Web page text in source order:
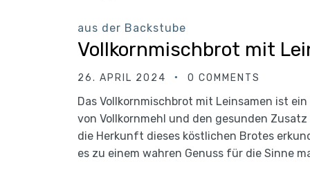
aus der Backstube
Vollkornmischbrot mit
26. APRIL 2024 0 COMMENTS
Das Vollkornmischbrot mit Leinsamen ist
von Vollkornmehl und den gesunden
die Herkunft dieses köstlichen Brotes
es zu einem wahren Genuss für die Sinne